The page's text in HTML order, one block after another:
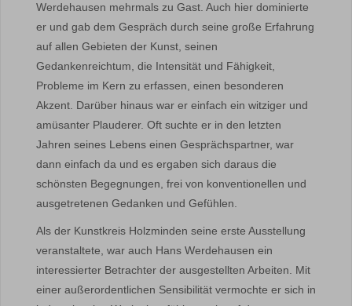
Werdehausen mehrmals zu Gast. Auch hier dominierte
er und gab dem Gespräch durch seine große Erfahrung
auf allen Gebieten der Kunst, seinen
Gedankenreichtum, die Intensität und Fähigkeit,
Probleme im Kern zu erfassen, einen besonderen
Akzent. Darüber hinaus war er einfach ein witziger und
amüsanter Plauderer. Oft suchte er in den letzten
Jahren seines Lebens einen Gesprächspartner, war
dann einfach da und es ergaben sich daraus die
schönsten Begegnungen, frei von konventionellen und
ausgetretenen Gedanken und Gefühlen.
Als der Kunstkreis Holzminden seine erste Ausstellung
veranstaltete, war auch Hans Werdehausen ein
interessierter Betrachter der ausgestellten Arbeiten. Mit
einer außerordentlichen Sensibilität vermochte er sich in